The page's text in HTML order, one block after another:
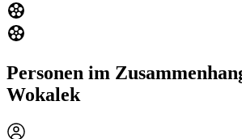
Personen im
Wokalek